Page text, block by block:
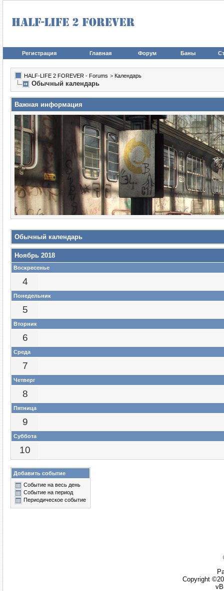
Регистрация Главная Форум Баны
HALF-LIFE 2 FOREVER - Forums > Календарь
Обычный календарь
Важная информация
Обычный календарь
Ноябрь 2018
Воскресенье
4
Понедельник
5
Вторник
6
Среда
7
Четверг
8
Пятница
9
Суббота
10
Добавить событие
Событие на весь день
Событие на период
Периодическое событие
Copyright